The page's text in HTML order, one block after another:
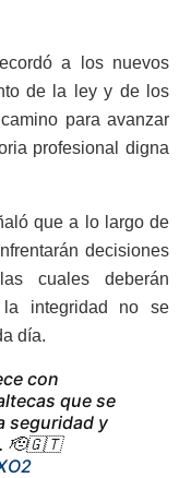
a los nuevos
de la ley y de los
para avanzar
profesional digna
que a lo largo de
decisiones
cuales deberán
integridad no se
día.
con
que se
seguridad y
🫡🇬🇹